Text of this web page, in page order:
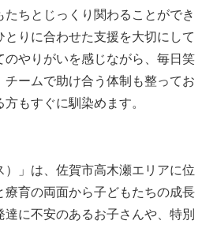
たちとじっくり関わることができ
とりに合わせた支援を大切にして
のやりがいを感じながら、毎日笑
チームで助け合う体制も整ってお
もすぐに馴染めます。
）」は、佐賀市高木瀬エリアに位
療育の両面から子どもたちの成長
達に不安のあるお子さんや、特別